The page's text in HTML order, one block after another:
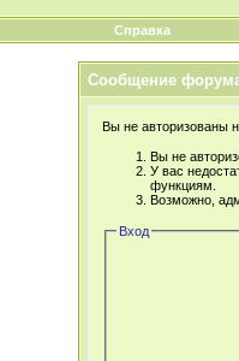
Справка
Сообщение
Вы не авторизованы
Вы не
У вас
функциям.
Возможно,
Вход